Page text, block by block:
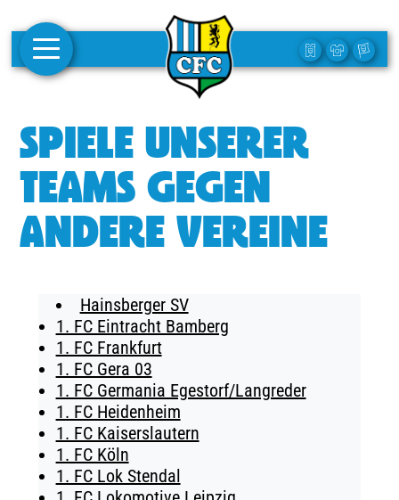
1. MANNSCHAFT
FRAUEN
CAMPUS
CLUBMITGLIEDSCHAFT
BUSINESS
SÜDKURVE
TICKETING
SPIELE UNSERER
TEAMS GEGEN
ANDERE VEREINE
Hainsberger SV
1. FC Eintracht Bamberg
1. FC Frankfurt
1. FC Gera 03
1. FC Germania Egestorf/Langreder
1. FC Heidenheim
1. FC Kaiserslautern
1. FC Köln
1. FC Lok Stendal